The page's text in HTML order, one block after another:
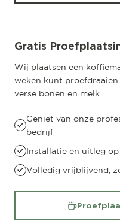
Gratis
Wij plaatsen een
weken kunt
verse bonen en melk.
Geniet van onze
bedrijf
Installatie en uitleg
Volledig vrijblijvend,